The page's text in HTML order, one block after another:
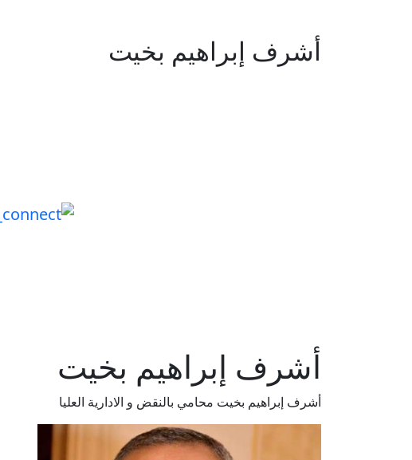
أشرف إبراهيم بخيت
أشرف إبراهيم بخيت
أشرف إبراهيم بخيت محامي بالنقض و الادارية العليا